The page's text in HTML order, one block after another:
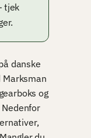
tjek
danske
Marksman
og